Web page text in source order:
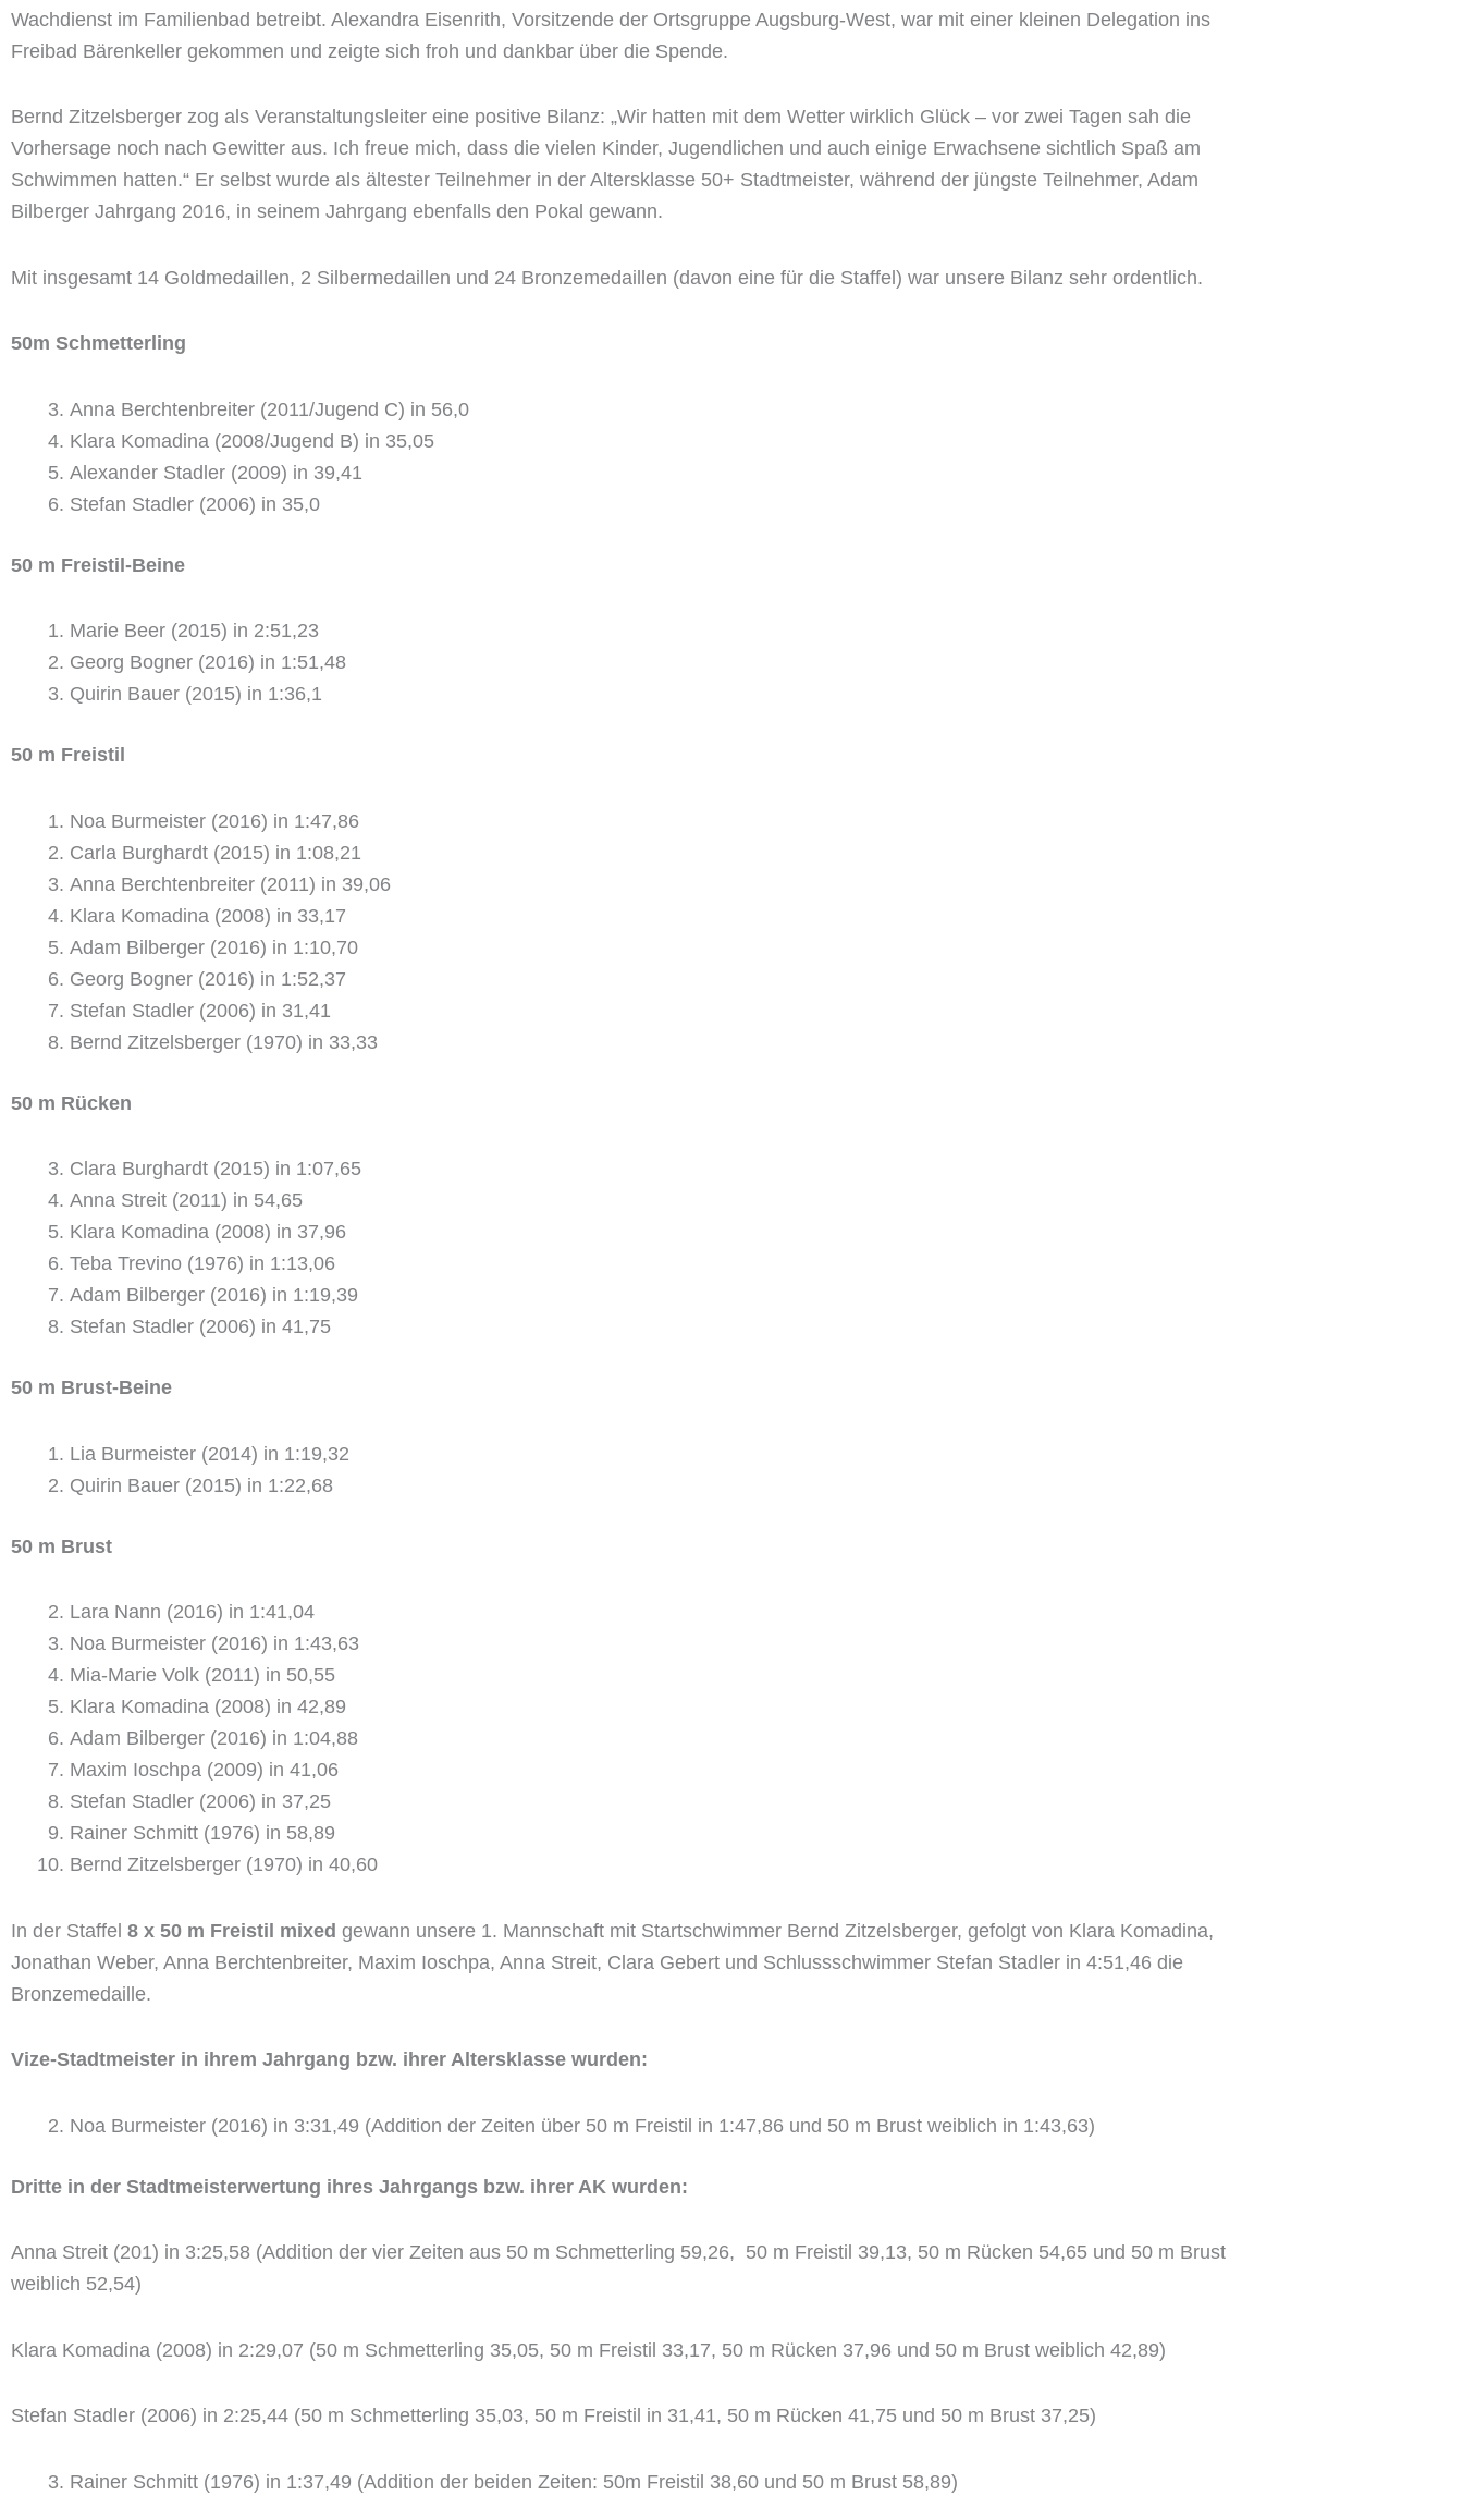
Wachdienst im Familienbad betreibt. Alexandra Eisenrith, Vorsitzende der Ortsgruppe Augsburg-West, war mit einer kleinen Delegation ins
Freibad Bärenkeller gekommen und zeigte sich froh und dankbar über die Spende.
Bernd Zitzelsberger zog als Veranstaltungsleiter eine positive Bilanz: „Wir hatten mit dem Wetter wirklich Glück – vor zwei Tagen sah die
Vorhersage noch nach Gewitter aus. Ich freue mich, dass die vielen Kinder, Jugendlichen und auch einige Erwachsene sichtlich Spaß am
Schwimmen hatten.“ Er selbst wurde als ältester Teilnehmer in der Altersklasse 50+ Stadtmeister, während der jüngste Teilnehmer, Adam
Bilberger Jahrgang 2016, in seinem Jahrgang ebenfalls den Pokal gewann.
Mit insgesamt 14 Goldmedaillen, 2 Silbermedaillen und 24 Bronzemedaillen (davon eine für die Staffel) war unsere Bilanz sehr ordentlich.
50m Schmetterling
Anna Berchtenbreiter (2011/Jugend C) in 56,0
Klara Komadina (2008/Jugend B) in 35,05
Alexander Stadler (2009) in 39,41
Stefan Stadler (2006) in 35,0
50 m Freistil-Beine
Marie Beer (2015) in 2:51,23
Georg Bogner (2016) in 1:51,48
Quirin Bauer (2015) in 1:36,1
50 m Freistil
Noa Burmeister (2016) in 1:47,86
Carla Burghardt (2015) in 1:08,21
Anna Berchtenbreiter (2011) in 39,06
Klara Komadina (2008) in 33,17
Adam Bilberger (2016) in 1:10,70
Georg Bogner (2016) in 1:52,37
Stefan Stadler (2006) in 31,41
Bernd Zitzelsberger (1970) in 33,33
50 m Rücken
Clara Burghardt (2015) in 1:07,65
Anna Streit (2011) in 54,65
Klara Komadina (2008) in 37,96
Teba Trevino (1976) in 1:13,06
Adam Bilberger (2016) in 1:19,39
Stefan Stadler (2006) in 41,75
50 m Brust-Beine
Lia Burmeister (2014) in 1:19,32
Quirin Bauer (2015) in 1:22,68
50 m Brust
Lara Nann (2016) in 1:41,04
Noa Burmeister (2016) in 1:43,63
Mia-Marie Volk (2011) in 50,55
Klara Komadina (2008) in 42,89
Adam Bilberger (2016) in 1:04,88
Maxim Ioschpa (2009) in 41,06
Stefan Stadler (2006) in 37,25
Rainer Schmitt (1976) in 58,89
Bernd Zitzelsberger (1970) in 40,60
In der Staffel 8 x 50 m Freistil mixed gewann unsere 1. Mannschaft mit Startschwimmer Bernd Zitzelsberger, gefolgt von Klara Komadina,
Jonathan Weber, Anna Berchtenbreiter, Maxim Ioschpa, Anna Streit, Clara Gebert und Schlussschwimmer Stefan Stadler in 4:51,46 die
Bronzemedaille.
Vize-Stadtmeister in ihrem Jahrgang bzw. ihrer Altersklasse wurden:
Noa Burmeister (2016) in 3:31,49 (Addition der Zeiten über 50 m Freistil in 1:47,86 und 50 m Brust weiblich in 1:43,63)
Dritte in der Stadtmeisterwertung ihres Jahrgangs bzw. ihrer AK wurden:
Anna Streit (201) in 3:25,58 (Addition der vier Zeiten aus 50 m Schmetterling 59,26, 50 m Freistil 39,13, 50 m Rücken 54,65 und 50 m Brust
weiblich 52,54)
Klara Komadina (2008) in 2:29,07 (50 m Schmetterling 35,05, 50 m Freistil 33,17, 50 m Rücken 37,96 und 50 m Brust weiblich 42,89)
Stefan Stadler (2006) in 2:25,44 (50 m Schmetterling 35,03, 50 m Freistil in 31,41, 50 m Rücken 41,75 und 50 m Brust 37,25)
Rainer Schmitt (1976) in 1:37,49 (Addition der beiden Zeiten: 50m Freistil 38,60 und 50 m Brust 58,89)